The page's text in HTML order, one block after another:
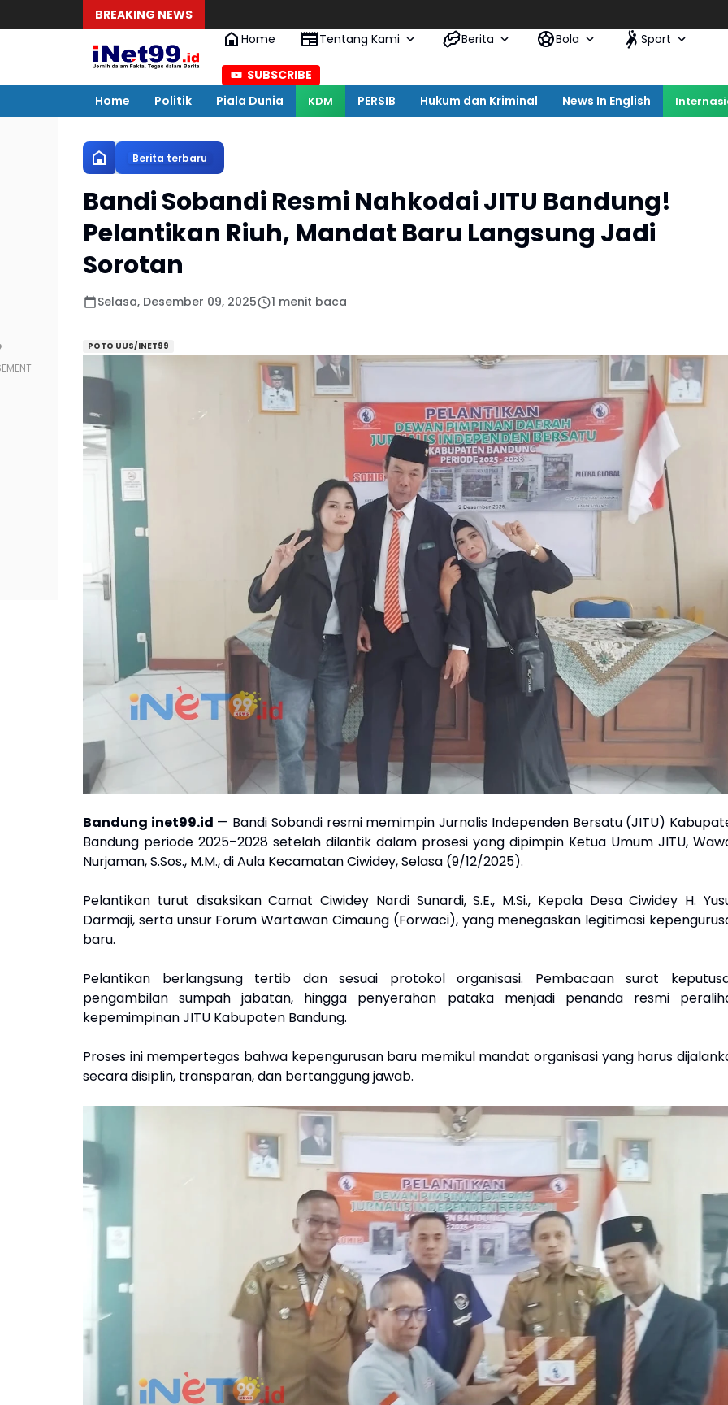
BREAKING NEWS
Satpol
Home
Tentang Kami Berita Bola Sport
SUBSCRIBE
Home
Politik Piala Dunia KDM PERSIB Hukum dan Kriminal News In English
Berita terbaru
Bandi Sobandi Resmi Nahkodai JITU Bandung!
Pelantikan Riuh, Mandat Baru Langsung Jadi
Sorotan
Selasa, Desember 09, 2025 1 menit baca
POTO UUS/INET99
Bandung inet99.id — Bandi Sobandi resmi memimpin Jurnalis Independen Bersatu (JITU)
Bandung periode 2025–2028 setelah dilantik dalam prosesi yang dipimpin Ketua Umum JITU,
Nurjaman, S.Sos., M.M., di Aula Kecamatan Ciwidey, Selasa (9/12/2025).
Pelantikan turut disaksikan Camat Ciwidey Nardi Sunardi, S.E., M.Si., Kepala Desa Ciwidey H.
Darmaji, serta unsur Forum Wartawan Cimaung (Forwaci), yang menegaskan legitimasi
baru.
Pelantikan berlangsung tertib dan sesuai protokol organisasi. Pembacaan surat
pengambilan sumpah jabatan, hingga penyerahan pataka menjadi penanda resmi
kepemimpinan JITU Kabupaten Bandung.
Proses ini mempertegas bahwa kepengurusan baru memikul mandat organisasi yang harus
secara disiplin, transparan, dan bertanggung jawab.